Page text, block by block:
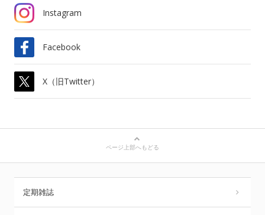
Instagram
Facebook
X（旧Twitter）
ページ上部へもどる
定期雑誌